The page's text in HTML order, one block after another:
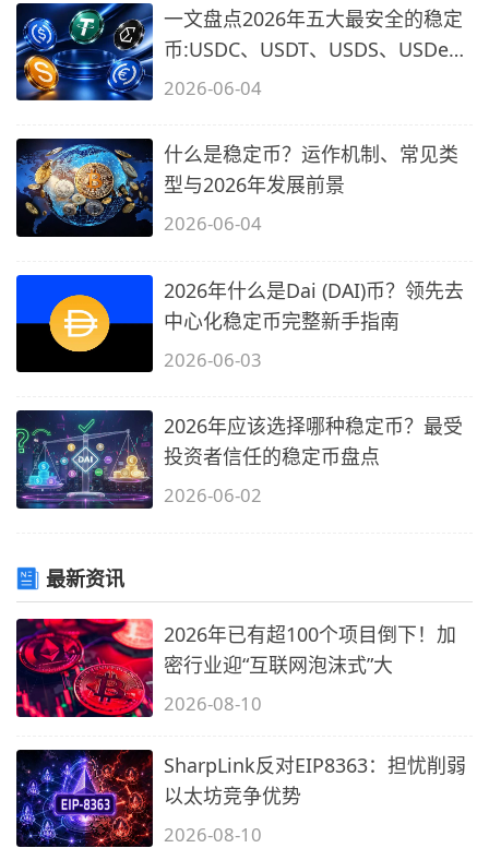
一文盘点2026年五大最安全的稳定
币:USDC、USDT、USDS、USDe与
EURC
2026-06-04
什么是稳定币？运作机制、常见类
型与2026年发展前景
2026-06-04
2026年什么是Dai (DAI)币？领先去
中心化稳定币完整新手指南
2026-06-03
2026年应该选择哪种稳定币？最受
投资者信任的稳定币盘点
2026-06-02
最新资讯
2026年已有超100个项目倒下！加
密行业迎“互联网泡沫式”大
2026-08-10
SharpLink反对EIP8363：担忧削弱
以太坊竞争优势
2026-08-10